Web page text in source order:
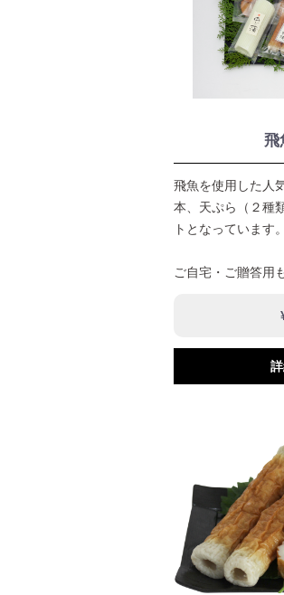
飛
飛魚を使用した人
本、天ぷら（２種
トとなっています。
ご自宅・ご贈答用